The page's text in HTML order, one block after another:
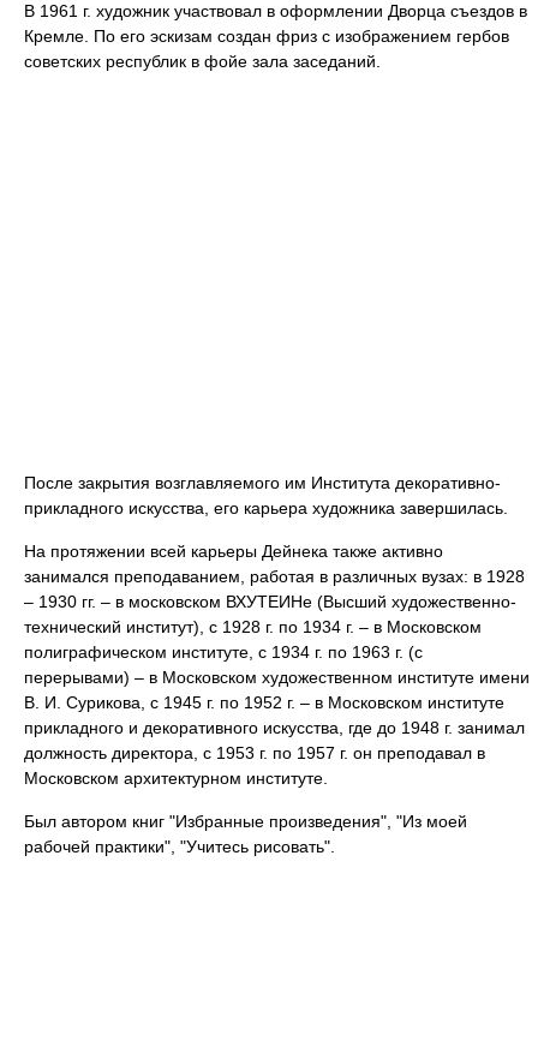
В 1961 г. художник участвовал в оформлении Дворца съездов в
Кремле. По его эскизам создан фриз с изображением гербов
советских республик в фойе зала заседаний.
После закрытия возглавляемого им Института декоративно-
прикладного искусства, его карьера художника завершилась.
На протяжении всей карьеры Дейнека также активно
занимался преподаванием, работая в различных вузах: в 1928
– 1930 гг. – в московском ВХУТЕИНе (Высший художественно-
технический институт), с 1928 г. по 1934 г. – в Московском
полиграфическом институте, с 1934 г. по 1963 г. (с
перерывами) – в Московском художественном институте имени
В. И. Сурикова, с 1945 г. по 1952 г. – в Московском институте
прикладного и декоративного искусства, где до 1948 г. занимал
должность директора, с 1953 г. по 1957 г. он преподавал в
Московском архитектурном институте.
Был автором книг "Избранные произведения", "Из моей
рабочей практики", "Учитесь рисовать".